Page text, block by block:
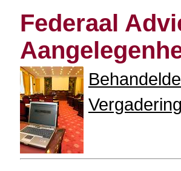
Federaal